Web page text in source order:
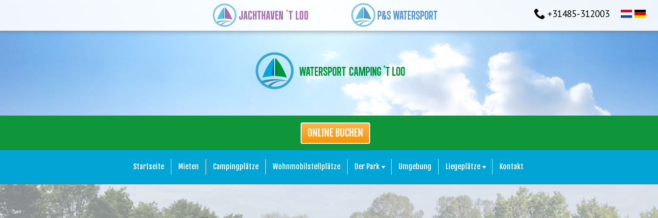
+31485-312003
ONLINE BUCHEN
Startseite Mieten Campingplätze Wohnmobilstellplätze Der Park Umgebung Liegeplätze Kontakt